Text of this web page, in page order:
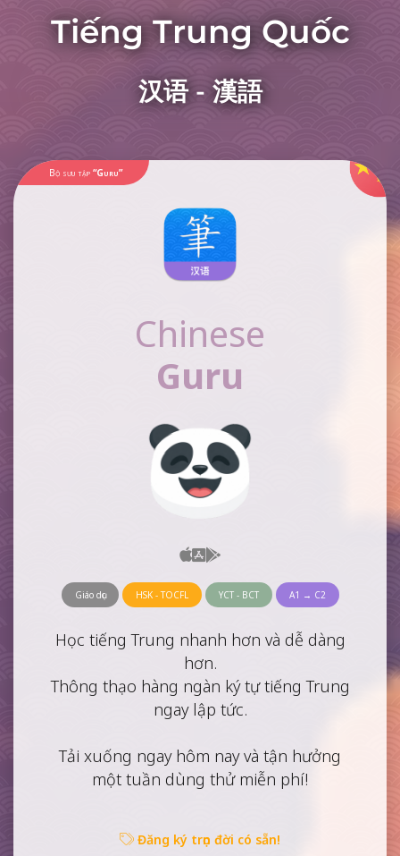
Tiếng Trung Quốc
汉语 - 漢語
Bộ sưu tập “Guru”
Chinese
Guru
Giáo dục HSK - TOCFL YCT - BCT A1 → C2
Học tiếng Trung nhanh hơn và dễ dàng
hơn.
Thông thạo hàng ngàn ký tự tiếng Trung
ngay lập tức.
Tải xuống ngay hôm nay và tận hưởng
một tuần dùng thử miễn phí!
Đăng ký trọn đời có sẵn!